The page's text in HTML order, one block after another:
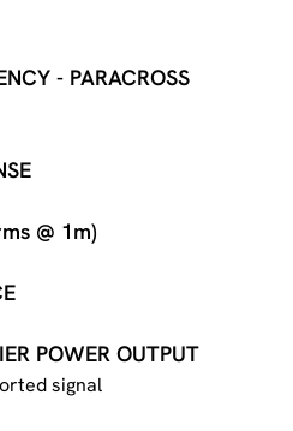
- PARACROSS
@ 1m)
POWER OUTPUT
signal